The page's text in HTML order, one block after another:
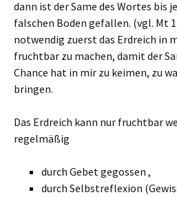
dann ist der Same des Wortes bis
falschen Boden gefallen. (vgl. Mt
notwendig zuerst das Erdreich in
fruchtbar zu machen, damit der
Chance hat in mir zu keimen, zu
bringen.
Das Erdreich kann nur fruchtbar
regelmäßig
durch Gebet gegossen ,
durch Selbstreflexion